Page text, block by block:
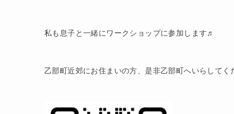
私も息子と一緒にワークショップに参加します♬
乙部町近郊にお住まいの方、是非乙部町へいらしてく